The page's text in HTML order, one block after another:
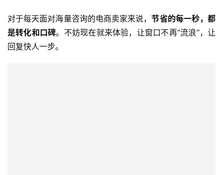
对于每天面对海量咨询的电商卖家来说，节省的每一秒，都
是转化和口碑。不妨现在就来体验，让窗口不再“流浪”，让
回复快人一步。